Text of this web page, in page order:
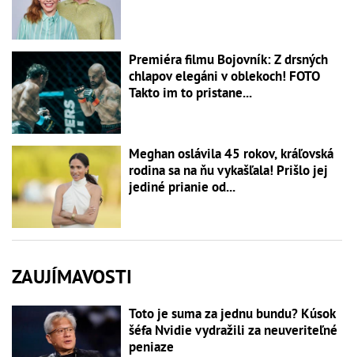
Premiéra filmu Bojovník: Z drsných
chlapov elegáni v oblekoch! FOTO
Takto im to pristane...
Meghan oslávila 45 rokov, kráľovská
rodina sa na ňu vykašľala! Prišlo jej
jediné prianie od...
ZAUJÍMAVOSTI
Toto je suma za jednu bundu? Kúsok
šéfa Nvidie vydražili za neuveriteľné
peniaze